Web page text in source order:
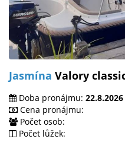
Jasmína Valory
Doba pronájmu:
Cena pronájmu:
Počet osob:
Počet lůžek: